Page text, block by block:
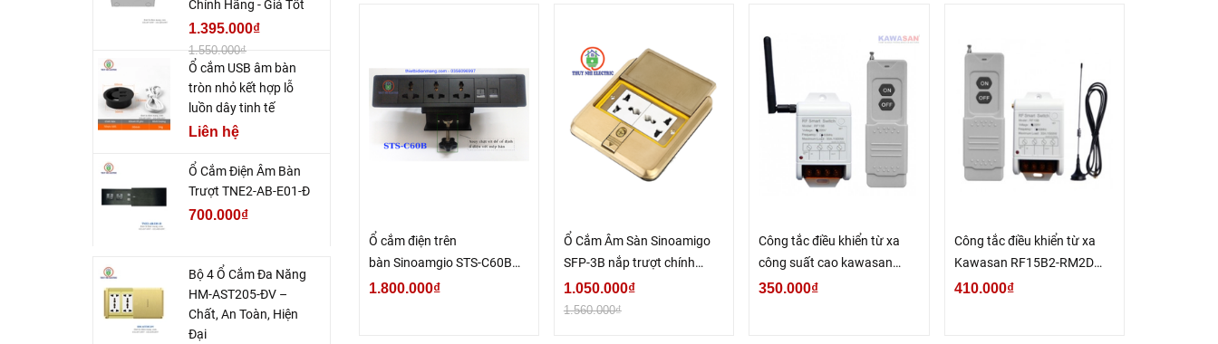
Ổ cắm điện trên
bàn Sinoamgio STS-C60B
cao cấp
1.800.000₫
Ổ Cắm Âm Sàn Sinoamigo
SFP-3B nắp trượt chính
hãng
1.050.000₫
1.560.000₫
Công tắc điều khiển từ xa
công suất cao kawasan
RF15B1-RM2D (100-200m)
350.000₫
Công tắc điều khiển từ xa
Kawasan RF15B2-RM2D
Công suất cao
410.000₫
Báo khách không dây
Đui đèn cảm ứng
Chính Hãng - Giá Tốt
1.395.000₫
1.550.000₫
Ổ cắm USB âm bàn
tròn nhỏ kết hợp lỗ
luồn dây tinh tế
Liên hệ
Ổ Cắm Điện Âm Bàn
Trượt TNE2-AB-E01-Đ
700.000₫
Bộ 4 Ổ Cắm Đa Năng
HM-AST205-ĐV –
Chất, An Toàn, Hiện
Đại